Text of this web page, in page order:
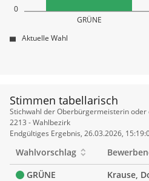
0
GRÜNE
Aktuelle Wahl
Stimmen tabellarisch
Stimmen
tabellarisch
Stichwahl der Oberbürgermeisterin
2213 - Wahlbezirk
Endgültiges Ergebnis, 26.03.2026,
Wahlvorschlag
GRÜNE
Krause,